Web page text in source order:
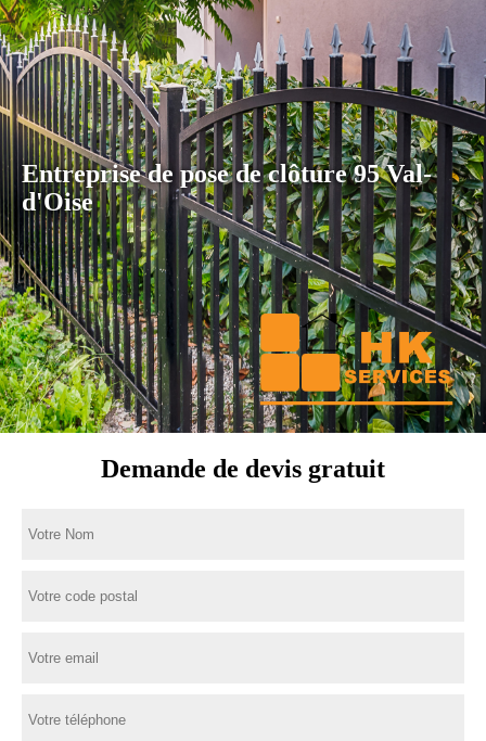
Entreprise de pose de clôture 95 Val-
d'Oise
Demande de devis gratuit